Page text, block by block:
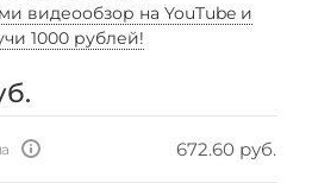
видеообзор на YouTube и
1000 рублей!
672.60 руб.